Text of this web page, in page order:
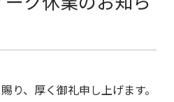
り、厚く御礼申し上げます。